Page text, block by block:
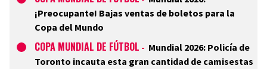
¡Preocupante! Bajas ventas de boletos para la
Copa del Mundo
COPA MUNDIAL DE FÚTBOL - Mundial 2026: Policía de
Toronto incauta esta gran cantidad de camisestas